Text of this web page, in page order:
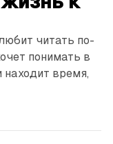
читать по-
понимать в
время,